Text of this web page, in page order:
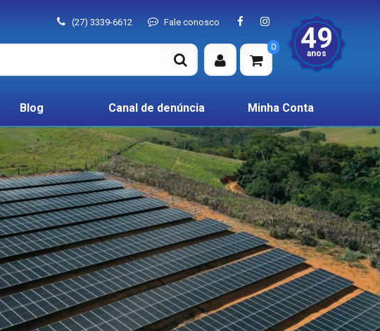
(27) 3339-6612 Fale conosco
0 49
anos
Blog Canal de denúncia Minha Conta